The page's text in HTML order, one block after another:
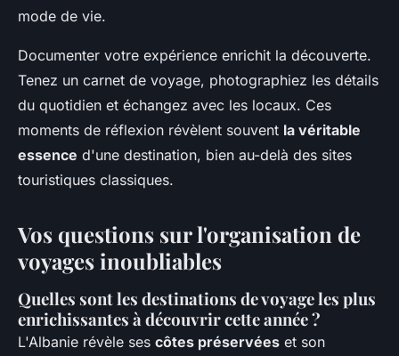
mode de vie.
Documenter votre expérience enrichit la découverte.
Tenez un carnet de voyage, photographiez les détails
du quotidien et échangez avec les locaux. Ces
moments de réflexion révèlent souvent la véritable
essence d'une destination, bien au-delà des sites
touristiques classiques.
Vos questions sur l'organisation de
voyages inoubliables
Quelles sont les destinations de voyage les plus
enrichissantes à découvrir cette année ?
L'Albanie révèle ses côtes préservées et son